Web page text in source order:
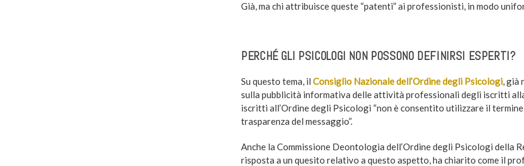
Già, ma chi attribuisce queste “patenti” ai professionisti, in modo
PERCHÉ GLI PSICOLOGI NON POSSONO DEFINIRSI ESPERTI?
Su questo tema, il Consiglio Nazionale dell’Ordine degli Psicologi, già
sulla pubblicità informativa delle attività professionali degli iscritti alla
iscritti all’Ordine degli Psicologi “non è consentito utilizzare il termine
trasparenza del messaggio”.
Anche la Commissione Deontologia dell’Ordine degli Psicologi della
risposta a un quesito relativo a questo aspetto, ha chiarito come il